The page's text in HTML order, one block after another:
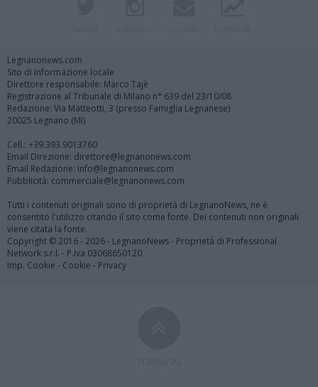
Legnanonews.com
Sito di informazione locale
Direttore responsabile: Marco Tajè
Registrazione al Tribunale di Milano n° 639 del 23/10/08
Redazione: Via Matteotti, 3 (presso Famiglia Legnanese)
20025 Legnano (MI)
Cell.: +39.393.9013760
Email Direzione: direttore@legnanonews.com
Email Redazione: info@legnanonews.com
Pubblicità: commerciale@legnanonews.com
Tutti i contenuti originali sono di proprietà di LegnanoNews, ne è
consentito l'utilizzo citando il sito come fonte. Dei contenuti non originali
viene citata la fonte.
Copyright © 2016 - 2026 - LegnanoNews - Proprietà di Professional
Network s.r.l. - P.Iva 03068650120
Imp. Cookie - Cookie - Privacy